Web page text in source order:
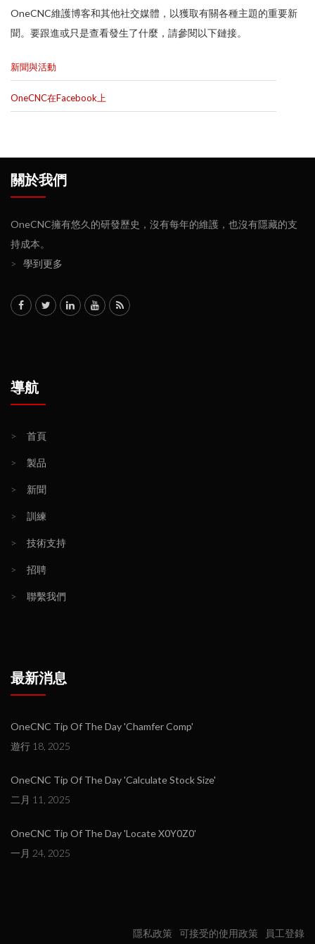
OneCNC維護博客和其他社交媒體，以獲取有關各種主題的重要新
聞。要跟進或只是查看發生了什麼，請參閱以下鏈接。
新聞與活動
OneCNC在Facebook上
關於我們
OneCNC擁有悠久的研發歷史，沒有每年的維護，也沒有隱藏的支
持成本。
>
學到更多
導航
> 首頁
> 製品
> 新聞
> 訓練
> 技術支持
> 招聘
> 聯繫我們
最新消息
OneCNC Tip Of The Day 'Chamfer Comp'
遊行 18, 2025
OneCNC Tip Of The Day 'Calculate Stock Size'
二月 11, 2025
OneCNC Tip Of The Day 'Locate X0Y0Z0'
一月 24, 2025
隱私政策 可接受的使用政策 員工登錄